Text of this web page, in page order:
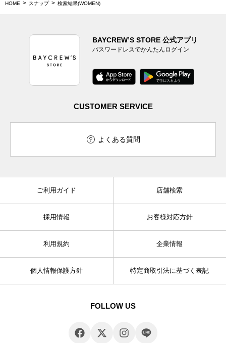
HOME スナップ 検索結果(WOMEN)
BAYCREW’S STORE 公式アプリ
パスワードレスでかんたんログイン
CUSTOMER SERVICE
よくある質問
ご利用ガイド 店舗検索
採用情報 お客様対応方針
利用規約 企業情報
個人情報保護方針 特定商取引法に基づく表記
FOLLOW US